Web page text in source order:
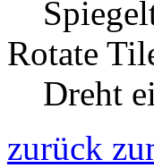
Rotate
Dreht
zurück